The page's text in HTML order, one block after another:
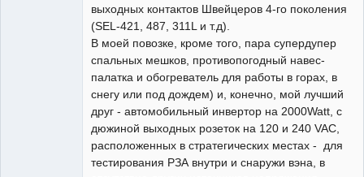
выходных контактов Швейцеров 4-го поколения
(SEL-421, 487, 311L и т.д).
В моей повозке, кроме того, пара супердупер
спальных мешков, противопогодный навес-
палатка и обогреватель для работы в горах, в
снегу или под дождем) и, конечно, мой лучший
друг - автомобильный инвертор на 2000Watt, c
дюжиной выходных розеток на 120 и 240 VAC,
расположенных в стратегических местах - для
тестирования РЗА внутри и снаружи вэна, в